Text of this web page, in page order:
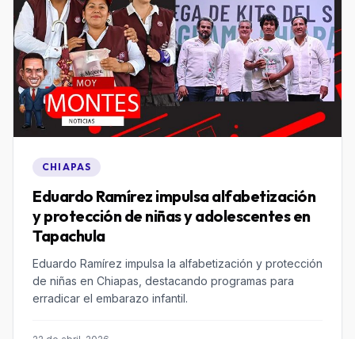
CHIAPAS
Eduardo Ramírez impulsa alfabetización
y protección de niñas y adolescentes en
Tapachula
Eduardo Ramírez impulsa la alfabetización y protección
de niñas en Chiapas, destacando programas para
erradicar el embarazo infantil.